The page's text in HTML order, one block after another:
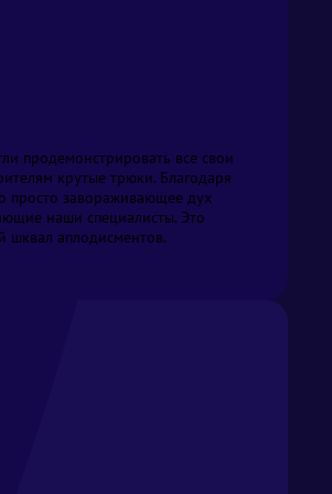
крутые трюки. Благодаря
просто завораживающее дух
наши специалисты. Это
шквал аплодисментов.